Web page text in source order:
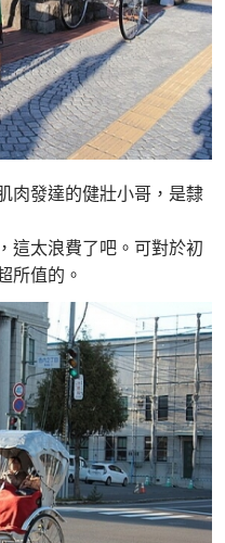
肉發達的健壯小哥，是隸
這太浪費了吧。可對於初
所值的。